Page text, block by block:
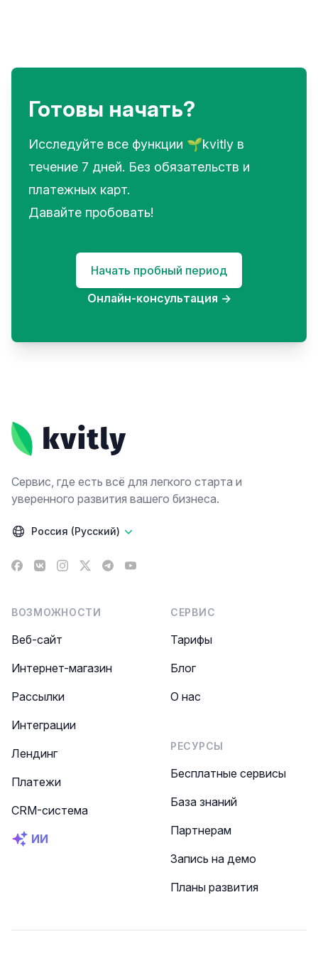
Готовы начать?
Исследуйте все функции 🌱kvitly в
течение 7 дней. Без обязательств и
платежных карт.
Давайте пробовать!
Начать пробный период
Онлайн-консультация →
Сервис, где есть всё для легкого старта и
уверенного развития вашего бизнеса.
Россия (Русский)
Facebook
VK Instagram
X TelegramYouTube
ВОЗМОЖНОСТИ
Веб-сайт
Интернет-магазин
Рассылки
Интеграции
Лендинг
Платежи
CRM-система
ИИ
СЕРВИС
Тарифы
Блог
О нас
РЕСУРСЫ
Бесплатные сервисы
База знаний
Партнерам
Запись на демо
Планы развития